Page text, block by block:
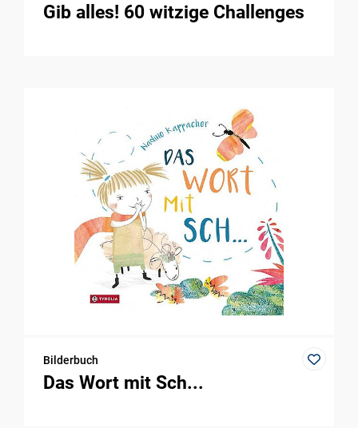
Gib alles! 60 witzige Challenges
Bilderbuch
Das Wort mit Sch...